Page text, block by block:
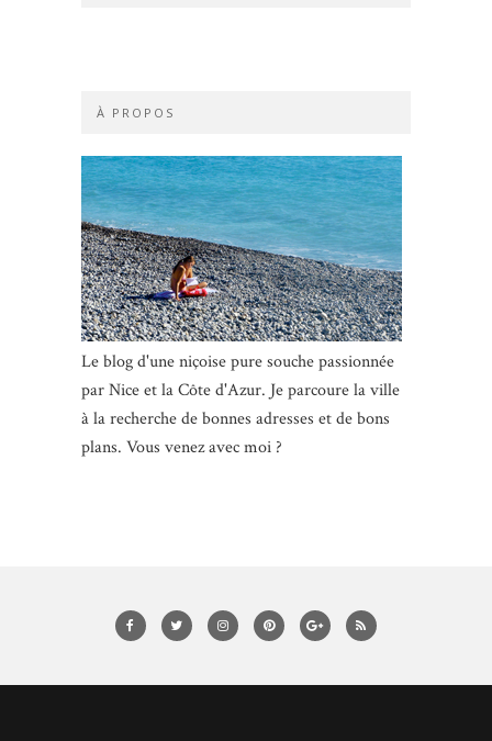
À PROPOS
Le blog d'une niçoise pure souche passionnée
par Nice et la Côte d'Azur. Je parcoure la ville
à la recherche de bonnes adresses et de bons
plans. Vous venez avec moi ?